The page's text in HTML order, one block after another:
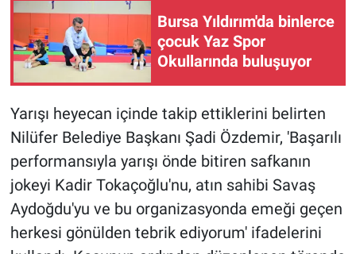
Bursa Yıldırım'da binlerce
çocuk Yaz Spor
Okullarında buluşuyor
Yarışı heyecan içinde takip ettiklerini belirten
Nilüfer Belediye Başkanı Şadi Özdemir, 'Başarılı
performansıyla yarışı önde bitiren safkanın
jokeyi Kadir Tokaçoğlu'nu, atın sahibi Savaş
Aydoğdu'yu ve bu organizasyonda emeği geçen
herkesi gönülden tebrik ediyorum' ifadelerini